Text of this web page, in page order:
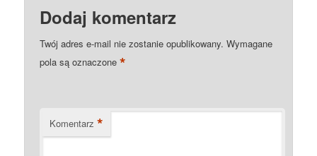
Dodaj komentarz
Twój adres e-mail nie zostanie opublikowany. Wymagane
pola są oznaczone*
Komentarz *